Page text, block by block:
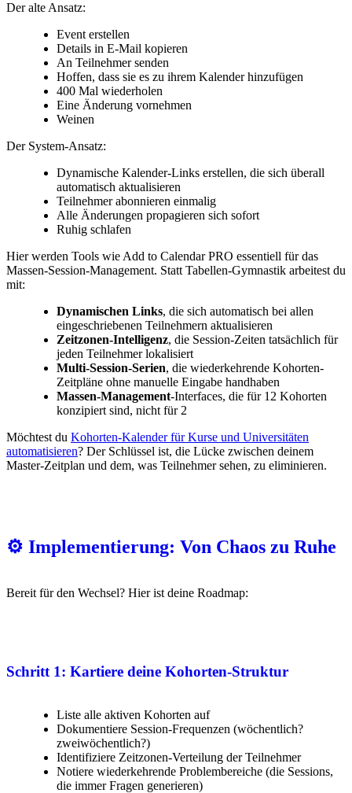
Der alte Ansatz:
Event erstellen
Details in E-Mail kopieren
An Teilnehmer senden
Hoffen, dass sie es zu ihrem Kalender hinzufügen
400 Mal wiederholen
Eine Änderung vornehmen
Weinen
Der System-Ansatz:
Dynamische Kalender-Links erstellen, die sich überall
automatisch aktualisieren
Teilnehmer abonnieren einmalig
Alle Änderungen propagieren sich sofort
Ruhig schlafen
Hier werden Tools wie Add to Calendar PRO essentiell für das
Massen-Session-Management. Statt Tabellen-Gymnastik arbeitest du
mit:
Dynamischen Links, die sich automatisch bei allen
eingeschriebenen Teilnehmern aktualisieren
Zeitzonen-Intelligenz, die Session-Zeiten tatsächlich für
jeden Teilnehmer lokalisiert
Multi-Session-Serien, die wiederkehrende Kohorten-
Zeitpläne ohne manuelle Eingabe handhaben
Massen-Management-Interfaces, die für 12 Kohorten
konzipiert sind, nicht für 2
Möchtest du Kohorten-Kalender für Kurse und Universitäten
automatisieren? Der Schlüssel ist, die Lücke zwischen deinem
Master-Zeitplan und dem, was Teilnehmer sehen, zu eliminieren.
⚙️ Implementierung: Von Chaos zu Ruhe
Bereit für den Wechsel? Hier ist deine Roadmap:
Schritt 1: Kartiere deine Kohorten-Struktur
Liste alle aktiven Kohorten auf
Dokumentiere Session-Frequenzen (wöchentlich?
zweiwöchentlich?)
Identifiziere Zeitzonen-Verteilung der Teilnehmer
Notiere wiederkehrende Problembereiche (die Sessions,
die immer Fragen generieren)